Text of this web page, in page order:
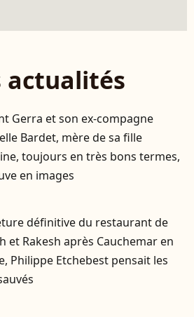
actualités
Gerra et son ex-compagne
Bardet, mère de sa fille
toujours en très bons termes,
en images
définitive du restaurant de
et Rakesh après Cauchemar en
Philippe Etchebest pensait les